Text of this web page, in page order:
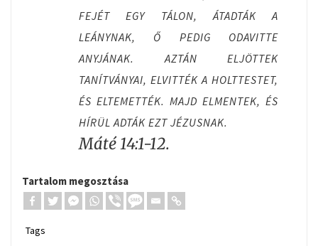
FEJÉT EGY TÁLON, ÁTADTÁK A
LEÁNYNAK, Ő PEDIG ODAVITTE
ANYJÁNAK. AZTÁN ELJÖTTEK
TANÍTVÁNYAI, ELVITTÉK A HOLTTESTET,
ÉS ELTEMETTÉK. MAJD ELMENTEK, ÉS
HÍRÜL ADTÁK EZT JÉZUSNAK.
Máté 14:1-12.
Tartalom megosztása
Tags